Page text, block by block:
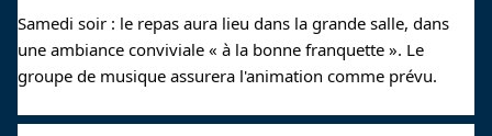
Samedi soir : le repas aura lieu dans la grande salle, dans
une ambiance conviviale « à la bonne franquette ». Le
groupe de musique assurera l'animation comme prévu.